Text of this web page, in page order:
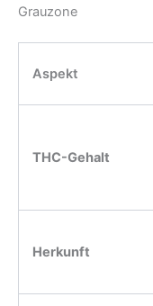
Grauzone
Aspekt
THC-Gehalt
Herkunft